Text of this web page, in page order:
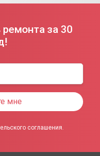
за 30
мне
соглашения.